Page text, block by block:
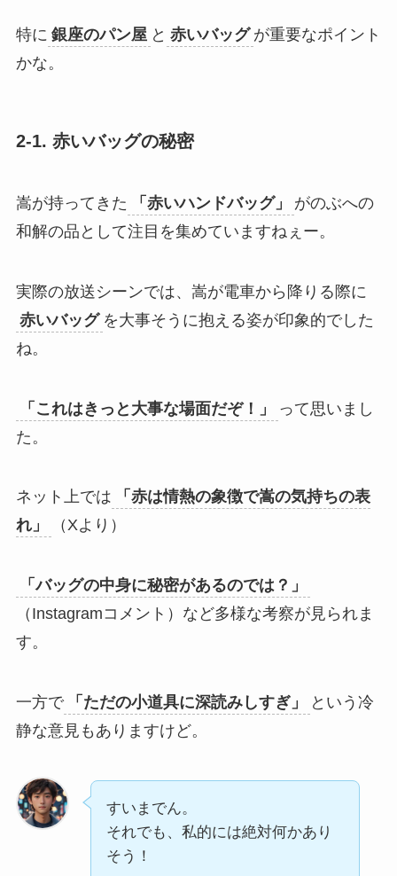
特に 銀座のパン屋 と 赤いバッグ が重要なポイント
かな。
2-1. 赤いバッグの秘密
嵩が持ってきた 「赤いハンドバッグ」
がのぶへの
和解の品として注目を集めていますねぇー。
実際の放送シーンでは、嵩が電車から降りる際に
赤いバッグ を大事そうに抱える姿が印象的でした
ね。
「これはきっと大事な場面だぞ！」
って思いまし
た。
ネット上では
「赤は情熱の象徴で嵩の気持ちの表
れ」
（Xより）
「バッグの中身に秘密があるのでは？」
（Instagramコメント）など多様な考察が見られま
す。
一方で 「ただの小道具に深読みしすぎ」
という冷
静な意見もありますけど。
すいまでん。
それでも、私的には絶対何かあり
そう！